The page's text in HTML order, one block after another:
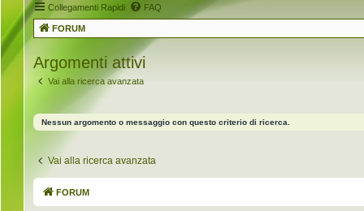
Collegamenti Rapidi FAQ
FORUM
Argomenti attivi
Vai alla ricerca avanzata
Nessun argomento o messaggio con questo criterio di ricerca.
Vai alla ricerca avanzata
FORUM